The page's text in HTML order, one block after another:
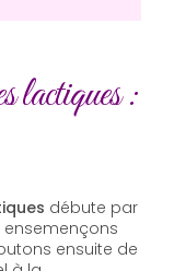
lactiques :
débute par
ensemençons
ensuite de